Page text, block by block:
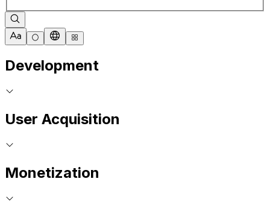
Development
User Acquisition
Monetization